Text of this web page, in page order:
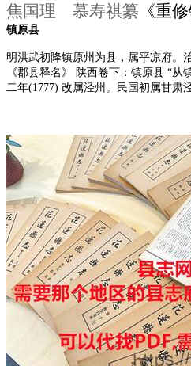
焦国理 慕寿祺纂 《重
镇原县
明洪武初降镇原州为县，属平凉府。
《郡县释名》 陕西卷下：镇原县 “
二年(1777) 改属泾州。民国初属甘肃